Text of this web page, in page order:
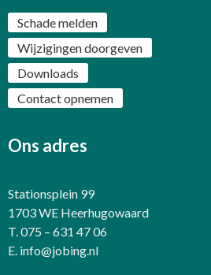
Schade melden
Wijzigingen doorgeven
Downloads
Contact opnemen
Ons adres
Stationsplein 99
1703 WE Heerhugowaard
T. 075 – 631 47 06
E. info@jobing.nl